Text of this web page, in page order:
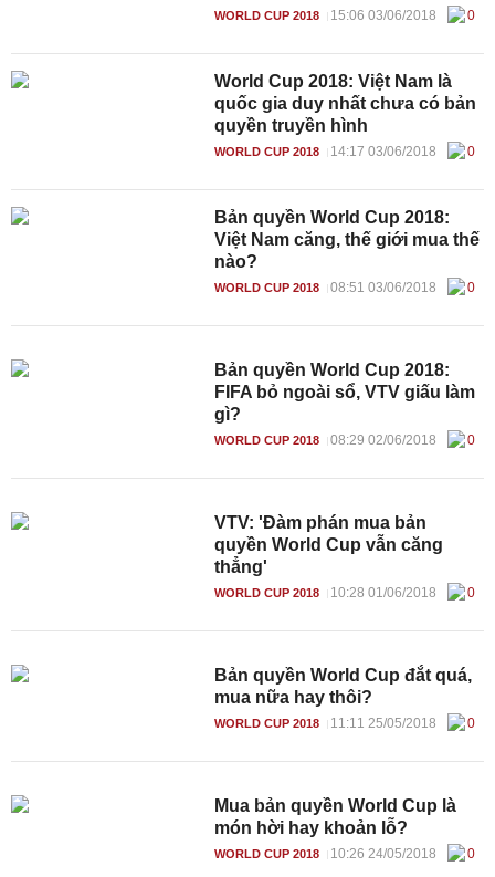
WORLD CUP 2018 15:06 03/06/2018 0
World Cup 2018: Việt Nam là
quốc gia duy nhất chưa có bản
quyền truyền hình
WORLD CUP 2018 14:17 03/06/2018 0
Bản quyền World Cup 2018:
Việt Nam căng, thế giới mua thế
nào?
WORLD CUP 2018 08:51 03/06/2018 0
Bản quyền World Cup 2018:
FIFA bỏ ngoài sổ, VTV giấu làm
gì?
WORLD CUP 2018 08:29 02/06/2018 0
VTV: 'Đàm phán mua bản
quyền World Cup vẫn căng
thẳng'
WORLD CUP 2018 10:28 01/06/2018 0
Bản quyền World Cup đắt quá,
mua nữa hay thôi?
WORLD CUP 2018 11:11 25/05/2018 0
Mua bản quyền World Cup là
món hời hay khoản lỗ?
WORLD CUP 2018 10:26 24/05/2018 0